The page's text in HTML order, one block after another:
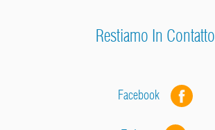
Restiamo In Contatto
Facebook